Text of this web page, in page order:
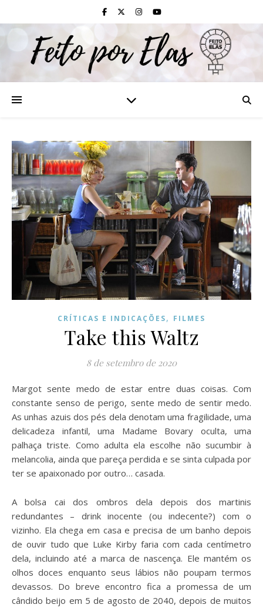
CRÍTICAS E INDICAÇÕES, FILMES
Take this Waltz
8 de setembro de 2020
Margot sente medo de estar entre duas coisas. Com
constante senso de perigo, sente medo de sentir medo.
As unhas azuis dos pés dela denotam uma fragilidade, uma
delicadeza infantil, uma Madame Bovary oculta, uma
palhaça triste. Como adulta ela escolhe não sucumbir à
melancolia, ainda que pareça perdida e se sinta culpada por
ter se apaixonado por outro… casada.
A bolsa cai dos ombros dela depois dos martinis
redundantes – drink inocente (ou indecente?) com o
vizinho. Ela chega em casa e precisa de um banho depois
de ouvir tudo que Luke Kirby faria com cada centímetro
dela, incluindo até a marca de nascença. Ele mantém os
olhos doces enquanto seus lábios não poupam termos
devassos. Do breve encontro fica a promessa de um
cândido beijo em 5 de agosto de 2040, depois de muitos